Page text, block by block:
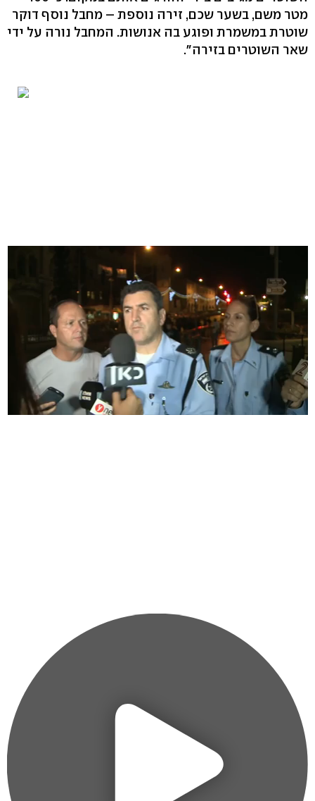
מטר משם, בשער שכם, זירה נוספת – מחבל נוסף דוקר
שוטרת במשמרת ופוגע בה אנושות. המחבל נורה על ידי
שאר השוטרים בזירה".